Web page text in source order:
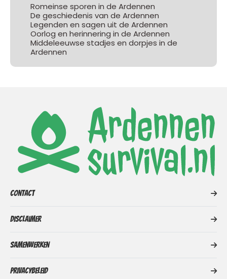
Romeinse sporen in de Ardennen
De geschiedenis van de Ardennen
Legenden en sagen uit de Ardennen
Oorlog en herinnering in de Ardennen
Middeleeuwse stadjes en dorpjes in de
Ardennen
Contact
Disclaimer
Samenwerken
Privacybeleid